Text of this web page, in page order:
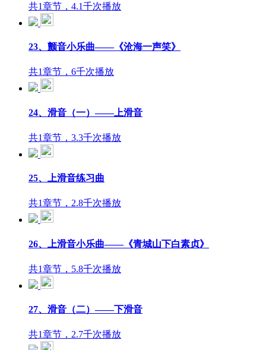
共1章节，4.1千次播放
23、颤音小乐曲——《沧海一声笑》
共1章节，6千次播放
24、滑音（一）——上滑音
共1章节，3.3千次播放
25、上滑音练习曲
共1章节，2.8千次播放
26、上滑音小乐曲——《青城山下白素贞》
共1章节，5.8千次播放
27、滑音（二）——下滑音
共1章节，2.7千次播放